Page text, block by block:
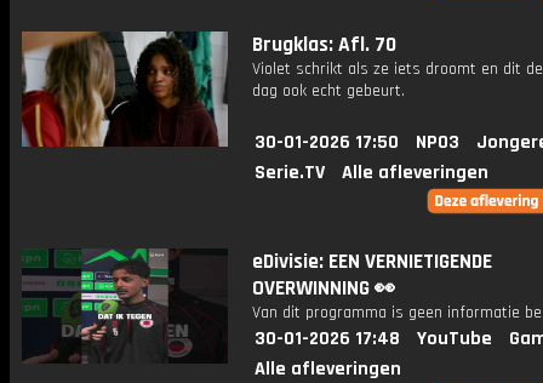
Brugklas: Afl. 70
Violet schrikt als ze iets droomt en dit
dag ook echt gebeurt.
30-01-2026 17:50 NPO3
Serie.TV
Alle afleveringen
eDivisie: EEN VERNIETIGENDE
OVERWINNING 👀
Van dit programma is geen informatie
30-01-2026 17:48 YouTube
Alle afleveringen